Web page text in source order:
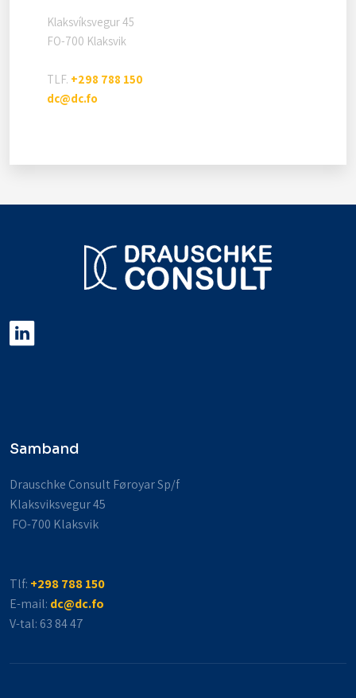
Klaksvíksvegur 45
FO-700 Klaksvik
TLF. +298 788 150
dc@dc.fo
Samband
Drauschke Consult Føroyar Sp/f
Klaksviksvegur 45
​ FO-700 Klaksvik
Tlf: +298 788 150
E-mail: dc@dc.fo
V-tal​: 63 84 47